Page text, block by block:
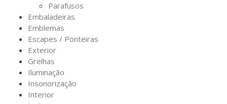
Parafusos
Embaladeiras
Emblemas
Escapes / Ponteiras
Exterior
Grelhas
Iluminação
Insonorização
Interior